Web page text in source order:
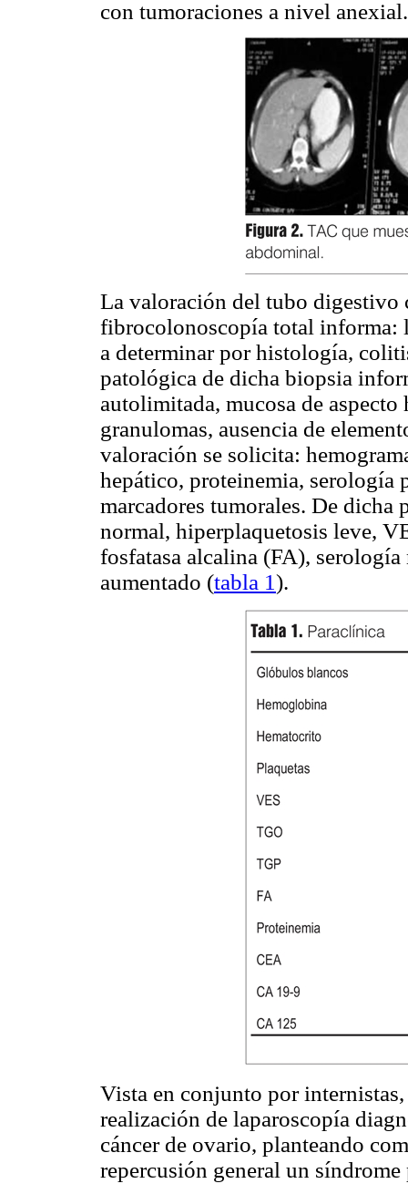
con tumoraciones a nivel
La valoración del tubo digestivo
fibrocolonoscopía total informa:
a determinar por histología,
patológica de dicha biopsia
autolimitada, mucosa de
granulomas, ausencia de
valoración se solicita:
hepático, proteinemia,
marcadores tumorales. De dicha
normal, hiperplaquetosis leve,
fosfatasa alcalina (FA),
aumentado (tabla 1).
Vista en conjunto por
realización de laparoscopía
cáncer de ovario, planteando
repercusión general un síndrome